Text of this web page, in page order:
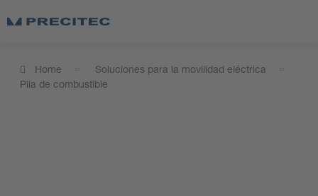
Home
Soluciones para la movilidad eléctrica
Pila de combustible